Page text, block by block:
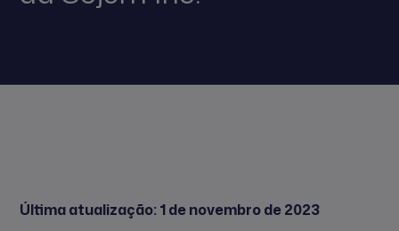
Última atualização: 1 de novembro de 2023